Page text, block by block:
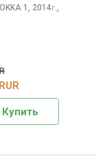
1, 2014г.
Купить